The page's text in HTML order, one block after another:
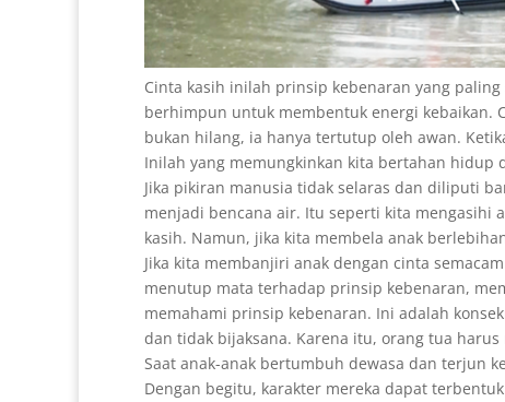
Cinta kasih inilah prinsip kebenaran yang
berhimpun untuk membentuk energi kebaikan.
bukan hilang, ia hanya tertutup oleh awan.
Inilah yang memungkinkan kita bertahan hidup
Jika pikiran manusia tidak selaras dan diliputi
menjadi bencana air. Itu seperti kita mengasihi
kasih. Namun, jika kita membela anak
Jika kita membanjiri anak dengan cinta
menutup mata terhadap prinsip kebenaran,
memahami prinsip kebenaran. Ini adalah
dan tidak bijaksana. Karena itu, orang tua
Saat anak-anak bertumbuh dewasa dan terjun
Dengan begitu, karakter mereka dapat